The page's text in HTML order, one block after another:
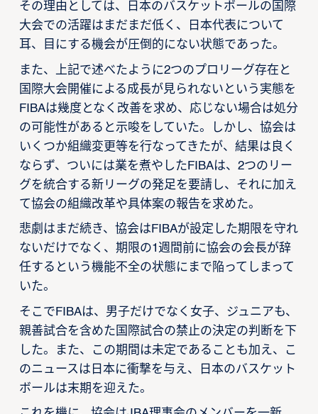
その理由としては、日本のバスケットボールの国際
大会での活躍はまだまだ低く、日本代表について
耳、目にする機会が圧倒的にない状態であった。
また、上記で述べたように2つのプロリーグ存在と
国際大会開催による成長が見られないという実態を
FIBAは幾度となく改善を求め、応じない場合は処分
の可能性があると示唆をしていた。しかし、協会は
いくつか組織変更等を行なってきたが、結果は良く
ならず、ついには業を煮やしたFIBAは、2つのリー
グを統合する新リーグの発足を要請し、それに加え
て協会の組織改革や具体案の報告を求めた。
悲劇はまだ続き、協会はFIBAが設定した期限を守れ
ないだけでなく、期限の1週間前に協会の会長が辞
任するという機能不全の状態にまで陥ってしまって
いた。
そこでFIBAは、男子だけでなく女子、ジュニアも、
親善試合を含めた国際試合の禁止の決定の判断を下
した。また、この期間は未定であることも加え、こ
のニュースは日本に衝撃を与え、日本のバスケット
ボールは末期を迎えた。